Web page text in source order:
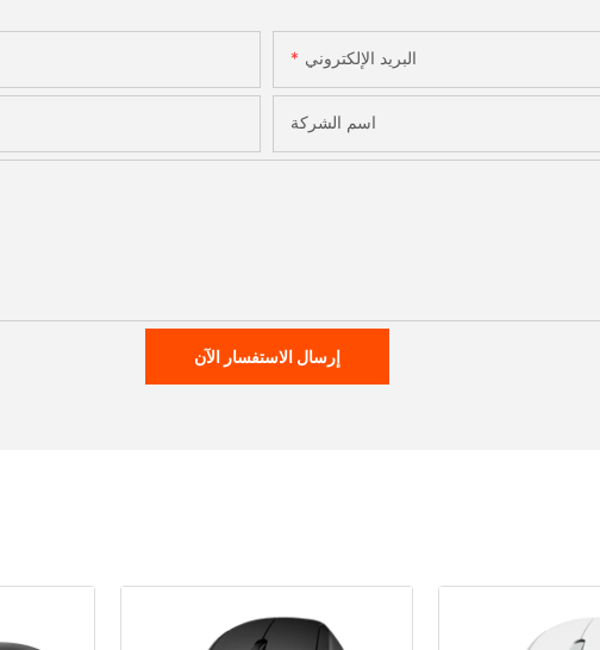
البريد الإلكتروني
اسم الشركة
إرسال الاستفسار الآن